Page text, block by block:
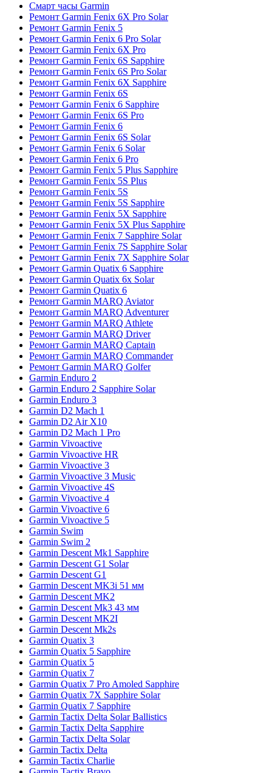
Смарт часы Garmin
Ремонт Garmin Fenix 6X Pro Solar
Ремонт Garmin Fenix 5
Ремонт Garmin Fenix 6 Pro Solar
Ремонт Garmin Fenix 6X Pro
Ремонт Garmin Fenix 6S Sapphire
Ремонт Garmin Fenix 6S Pro Solar
Ремонт Garmin Fenix 6X Sapphire
Ремонт Garmin Fenix 6S
Ремонт Garmin Fenix 6 Sapphire
Ремонт Garmin Fenix 6S Pro
Ремонт Garmin Fenix 6
Ремонт Garmin Fenix 6S Solar
Ремонт Garmin Fenix 6 Solar
Ремонт Garmin Fenix 6 Pro
Ремонт Garmin Fenix 5 Plus Sapphire
Ремонт Garmin Fenix 5S Plus
Ремонт Garmin Fenix 5S
Ремонт Garmin Fenix 5S Sapphire
Ремонт Garmin Fenix 5X Sapphire
Ремонт Garmin Fenix 5X Plus Sapphire
Ремонт Garmin Fenix 7 Sapphire Solar
Ремонт Garmin Fenix 7S Sapphire Solar
Ремонт Garmin Fenix 7X Sapphire Solar
Ремонт Garmin Quatix 6 Sapphire
Ремонт Garmin Quatix 6x Solar
Ремонт Garmin Quatix 6
Ремонт Garmin MARQ Aviator
Ремонт Garmin MARQ Adventurer
Ремонт Garmin MARQ Athlete
Ремонт Garmin MARQ Driver
Ремонт Garmin MARQ Captain
Ремонт Garmin MARQ Commander
Ремонт Garmin MARQ Golfer
Garmin Enduro 2
Garmin Enduro 2 Sapphire Solar
Garmin Enduro 3
Garmin D2 Mach 1
Garmin D2 Air X10
Garmin D2 Mach 1 Pro
Garmin Vivoactive
Garmin Vivoactive HR
Garmin Vivoactive 3
Garmin Vivoactive 3 Music
Garmin Vivoactive 4S
Garmin Vivoactive 4
Garmin Vivoactive 6
Garmin Vivoactive 5
Garmin Swim
Garmin Swim 2
Garmin Descent Mk1 Sapphire
Garmin Descent G1 Solar
Garmin Descent G1
Garmin Descent MK3i 51 мм
Garmin Descent MK2
Garmin Descent Mk3 43 мм
Garmin Descent MK2I
Garmin Descent Mk2s
Garmin Quatix 3
Garmin Quatix 5 Sapphire
Garmin Quatix 5
Garmin Quatix 7
Garmin Quatix 7 Pro Amoled Sapphire
Garmin Quatix 7X Sapphire Solar
Garmin Quatix 7 Sapphire
Garmin Tactix Delta Solar Ballistics
Garmin Tactix Delta Sapphire
Garmin Tactix Delta Solar
Garmin Tactix Delta
Garmin Tactix Charlie